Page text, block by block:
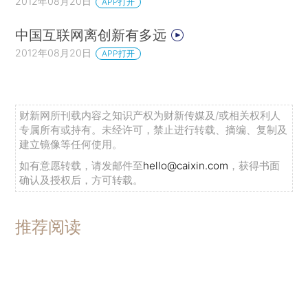
中国互联网离创新有多远
2012年08月20日 APP打开
财新网所刊载内容之知识产权为财新传媒及/或相关权利人
专属所有或持有。未经许可，禁止进行转载、摘编、复制及
建立镜像等任何使用。
如有意愿转载，请发邮件至hello@caixin.com ，获得书面
确认及授权后，方可转载。
推荐阅读